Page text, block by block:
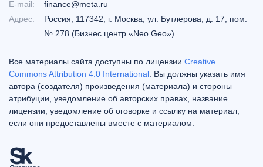
E-mail:
finance@meta.ru
Адрес:
Россия, 117342, г. Москва, ул. Бутлерова, д. 17, пом.
№ 278 (Бизнес центр «Neo Geo»)
Все материалы сайта доступны по лицензии Creative
Commons Attribution 4.0 International. Вы должны указать имя
автора (создателя) произведения (материала) и стороны
атрибуции, уведомление об авторских правах, название
лицензии, уведомление об оговорке и ссылку на материал,
если они предоставлены вместе с материалом.